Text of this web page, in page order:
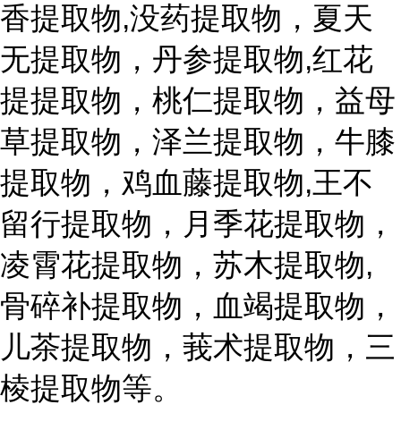
香提取物,没药提取物，夏天
无提取物，丹参提取物,红花
提提取物，桃仁提取物，益母
草提取物，泽兰提取物，牛膝
提取物，鸡血藤提取物,王不
留行提取物，月季花提取物，
凌霄花提取物，苏木提取物,
骨碎补提取物，血竭提取物，
儿茶提取物，莪术提取物，三
棱提取物等。